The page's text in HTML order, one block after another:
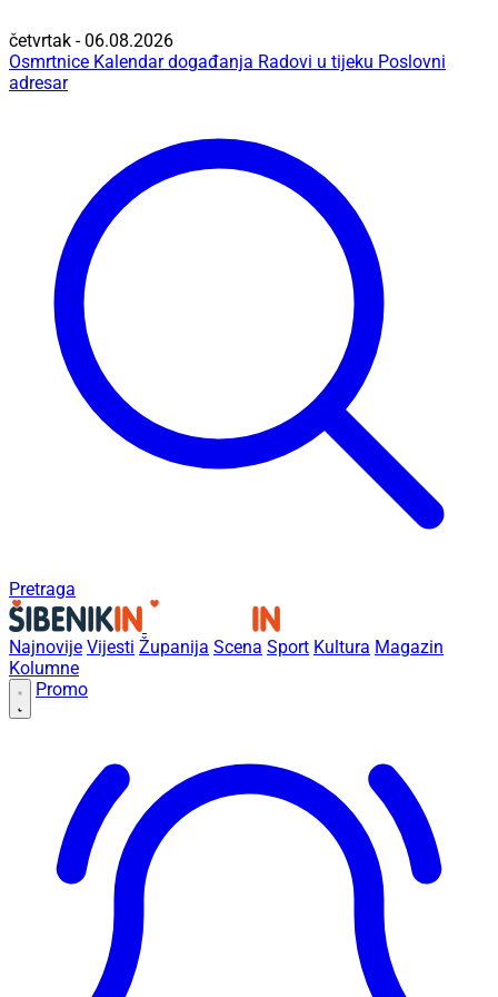
četvrtak - 06.08.2026
Osmrtnice Kalendar događanja Radovi u tijeku Poslovni
adresar
Pretraga
Najnovije Vijesti Županija Scena Sport Kultura Magazin
Kolumne
Promo